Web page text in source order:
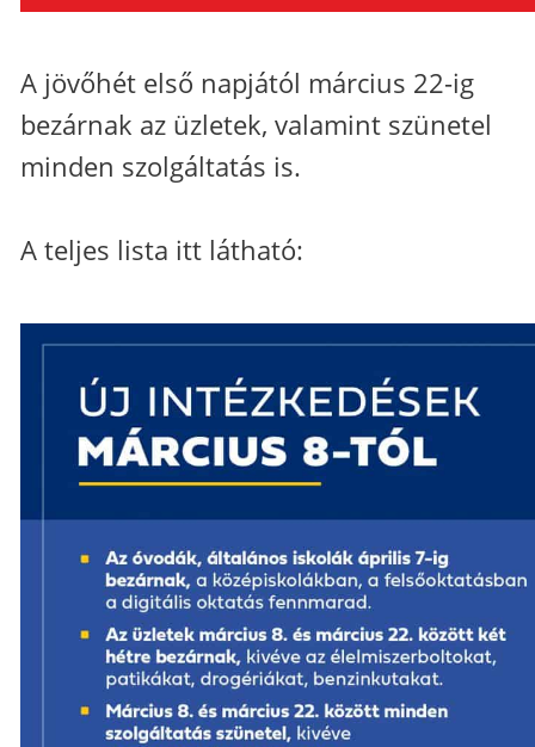
A jövőhét első napjától március 22-ig
bezárnak az üzletek, valamint szünetel
minden szolgáltatás is.
A teljes lista itt látható: